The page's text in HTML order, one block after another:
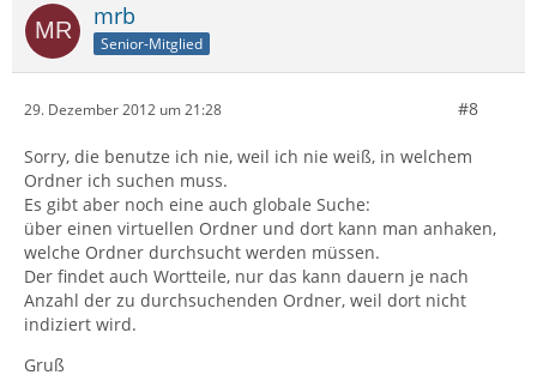
mrb
Senior-Mitglied
29. Dezember 2012 um 21:28 #8
Sorry, die benutze ich nie, weil ich nie weiß, in welchem
Ordner ich suchen muss.
Es gibt aber noch eine auch globale Suche:
über einen virtuellen Ordner und dort kann man anhaken,
welche Ordner durchsucht werden müssen.
Der findet auch Wortteile, nur das kann dauern je nach
Anzahl der zu durchsuchenden Ordner, weil dort nicht
indiziert wird.
Gruß